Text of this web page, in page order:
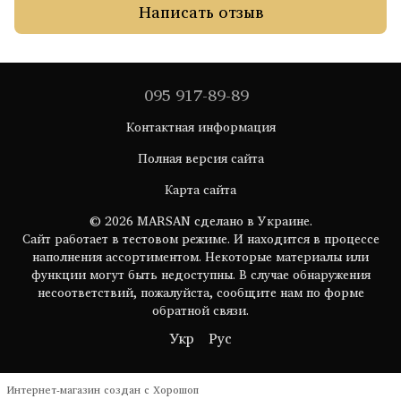
Написать отзыв
095 917-89-89
Контактная информация
Полная версия сайта
Карта сайта
© 2026 MARSAN сделано в Украине.
Сайт работает в тестовом режиме. И находится в процессе
наполнения ассортиментом. Некоторые материалы или
функции могут быть недоступны. В случае обнаружения
несоответствий, пожалуйста, сообщите нам по форме
обратной связи.
Укр Рус
Интернет-магазин создан с Хорошоп